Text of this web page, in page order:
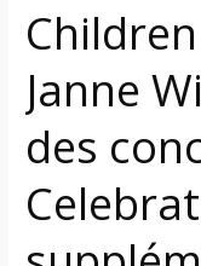
Janne
des
Of
Music
supplémentaires
en
«